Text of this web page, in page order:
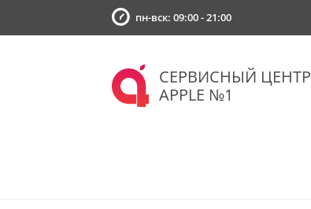
пн-вск: 09:00 - 21:00
СЕРВИСНЫЙ ЦЕНТР
APPLE №1